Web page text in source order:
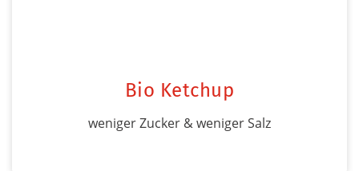
Bio Ketchup
weniger Zucker & weniger Salz